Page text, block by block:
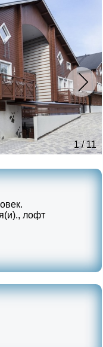
1 / 11
лофт